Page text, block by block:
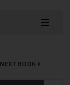
NEXT BOOK